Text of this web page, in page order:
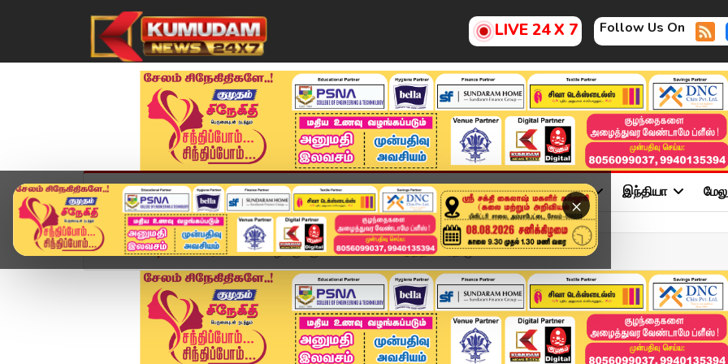
LIVE 24 X 7 Follow Us On
×
முகப்பு விளையாட்டு அண்மை தமிழ்நாடு சினிமா அரசியல் விளையாட்டு இந்தியா
Home வீடியோ ஸ்டோரி SIR ஊழியருக்கு மனஉளைச்சல்... எடுத்த விபரீத முட...